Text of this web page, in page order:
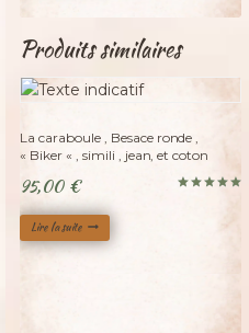
Produits similaires
Adopté
La caraboule , Besace ronde ,
« Biker « , simili , jean, et coton
95,00 €
Lire la suite